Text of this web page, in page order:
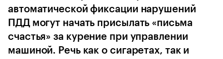
автоматической фиксации нарушений
ПДД могут начать присылать «письма
счастья» за курение при управлении
машиной. Речь как о сигаретах, так и